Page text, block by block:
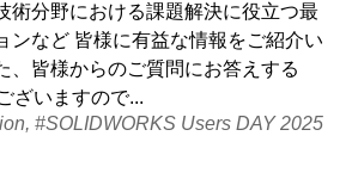
術分野における課題解決に役立つ最
ンなど 皆様に有益な情報をご紹介い
、皆様からのご質問にお答えする
ざいますので...
#SOLIDWORKS Users DAY 2025